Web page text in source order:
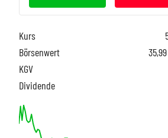
Kurs
Börsenwert
KGV
Dividende